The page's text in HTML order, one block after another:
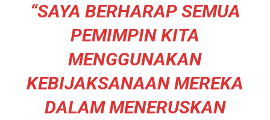
“SAYA BERHARAP SEMUA
PEMIMPIN KITA
MENGGUNAKAN
KEBIJAKSANAAN MEREKA
DALAM MENERUSKAN